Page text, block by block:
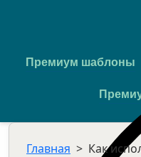
Премиум шаблоны
Главная > Как